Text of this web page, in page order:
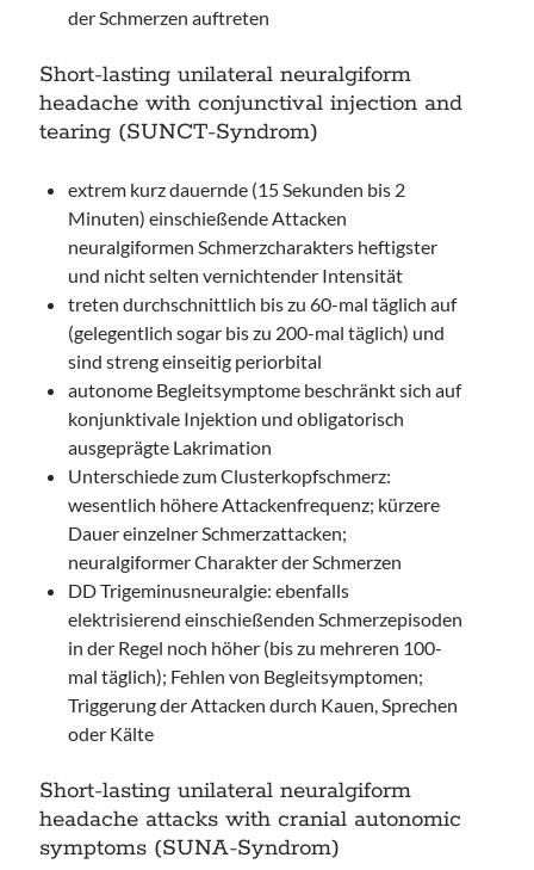
der Schmerzen auftreten
Short-lasting unilateral neuralgiform
headache with conjunctival injection and
tearing (SUNCT-Syndrom)
extrem kurz dauernde (15 Sekunden bis 2
Minuten) einschießende Attacken
neuralgiformen Schmerzcharakters heftigster
und nicht selten vernichtender Intensität
treten durchschnittlich bis zu 60-mal täglich auf
(gelegentlich sogar bis zu 200-mal täglich) und
sind streng einseitig periorbital
autonome Begleitsymptome beschränkt sich auf
konjunktivale Injektion und obligatorisch
ausgeprägte Lakrimation
Unterschiede zum Clusterkopfschmerz:
wesentlich höhere Attackenfrequenz; kürzere
Dauer einzelner Schmerzattacken;
neuralgiformer Charakter der Schmerzen
DD Trigeminusneuralgie: ebenfalls
elektrisierend einschießenden Schmerzepisoden
in der Regel noch höher (bis zu mehreren 100-
mal täglich); Fehlen von Begleitsymptomen;
Triggerung der Attacken durch Kauen, Sprechen
oder Kälte
Short-lasting unilateral neuralgiform
headache attacks with cranial autonomic
symptoms (SUNA-Syndrom)